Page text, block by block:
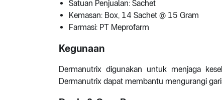
Satuan Penjualan: Sachet
Kemasan: Box, 14 Sachet @ 15 Gram
Farmasi: PT Meprofarm
Kegunaan
Dermanutrix digunakan untuk menjaga
Dermanutrix dapat membantu mengurangi